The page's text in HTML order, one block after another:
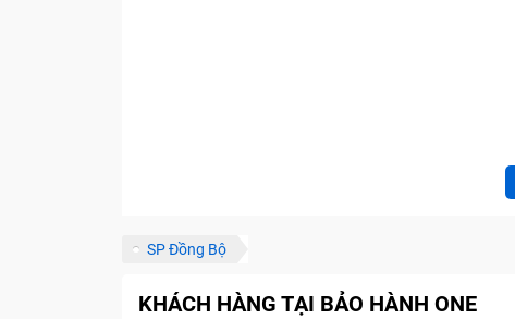
SP Đồng Bộ
KHÁCH HÀNG TẠI BẢO HÀNH ONE